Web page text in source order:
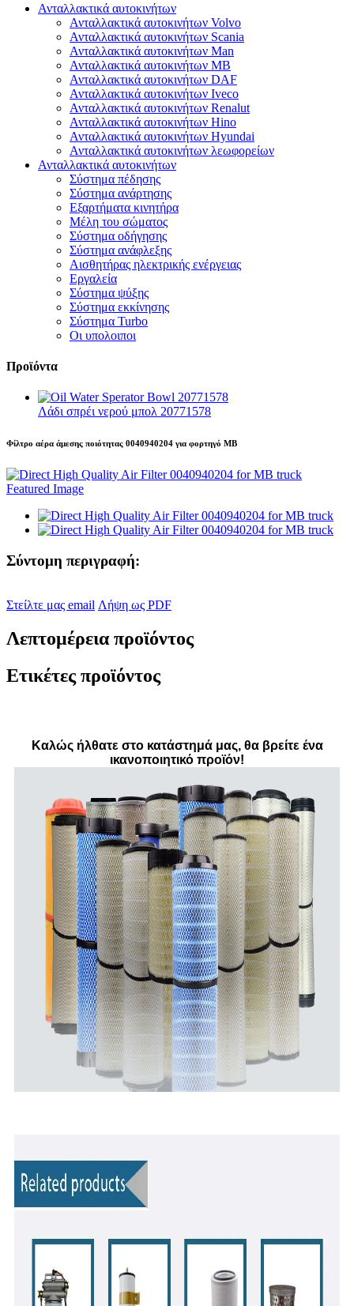
Ανταλλακτικά αυτοκινήτων
Ανταλλακτικά αυτοκινήτων Volvo
Ανταλλακτικά αυτοκινήτων Scania
Ανταλλακτικά αυτοκινήτων Man
Ανταλλακτικά αυτοκινήτων MB
Ανταλλακτικά αυτοκινήτων DAF
Ανταλλακτικά αυτοκινήτων Iveco
Ανταλλακτικά αυτοκινήτων Renalut
Ανταλλακτικά αυτοκινήτων Hino
Ανταλλακτικά αυτοκινήτων Hyundai
Ανταλλακτικά αυτοκινήτων λεωφορείων
Ανταλλακτικά αυτοκινήτων
Σύστημα πέδησης
Σύστημα ανάρτησης
Εξαρτήματα κινητήρα
Μέλη του σώματος
Σύστημα οδήγησης
Σύστημα ανάφλεξης
Αισθητήρας ηλεκτρικής ενέργειας
Εργαλεία
Σύστημα ψύξης
Σύστημα εκκίνησης
Σύστημα Turbo
Οι υπολοιποι
Προϊόντα
Λάδι σπρέι νερού μπολ 20771578
Φίλτρο αέρα άμεσης ποιότητας 0040940204 για φορτηγό MB
Σύντομη περιγραφή:
Στείλτε μας email Λήψη ως PDF
Λεπτομέρεια προϊόντος
Ετικέτες προϊόντος
Καλώς ήλθατε στο κατάστημά μας, θα βρείτε ένα
ικανοποιητικό προϊόν!